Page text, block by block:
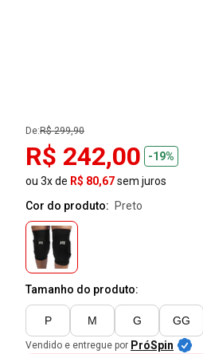
De:R$ 299,90
R$ 242,00
-19%
ou 3x de R$ 80,67sem juros
Cor do produto:
preto
Tamanho do produto:
P M G GG
Vendido e entregue por PróSpin